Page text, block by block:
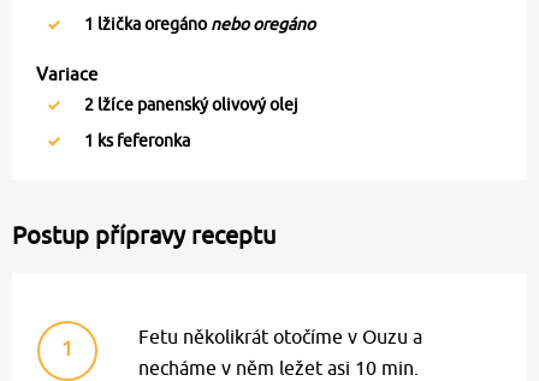
1 lžička oregáno nebo oregáno
Variace
2 lžíce panenský olivový olej
1 ks feferonka
Postup přípravy receptu
1
Fetu několikrát otočíme v Ouzu a
necháme v něm ležet asi 10 min.